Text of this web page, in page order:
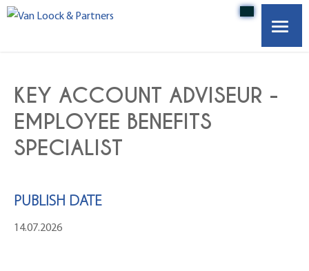
OVER ONS
VACATURES
WERKGEVERS
KEY ACCOUNT ADVISEUR -
EMPLOYEE BENEFITS
SPECIALIST
PUBLISH DATE
14.07.2026